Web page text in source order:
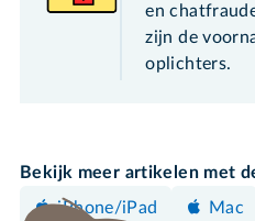
en
zijn de
oplichters.
Bekijk meer artikelen met
iPhone/iPad
Mac